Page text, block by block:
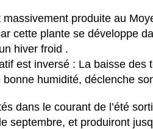
massivement produite au
cette plante se développe
hiver froid .
est inversé : La baisse des
humidité, déclenche
dans le courant de l’été
septembre, et produiront